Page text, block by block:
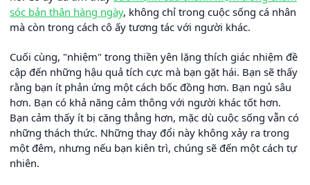
sóc bản thân hàng ngày, không chỉ trong cuộc sống cá nhân
mà còn trong cách cô ấy tương tác với người khác.
Cuối cùng, "nhiệm" trong thiền yên lặng thích giác nhiệm đề
cập đến những hậu quả tích cực mà bạn gặt hái. Bạn sẽ thấy
rằng bạn ít phản ứng một cách bốc đồng hơn. Bạn ngủ sâu
hơn. Bạn có khả năng cảm thông với người khác tốt hơn.
Bạn cảm thấy ít bị căng thẳng hơn, mặc dù cuộc sống vẫn có
những thách thức. Những thay đổi này không xảy ra trong
một đêm, nhưng nếu bạn kiên trì, chúng sẽ đến một cách tự
nhiên.